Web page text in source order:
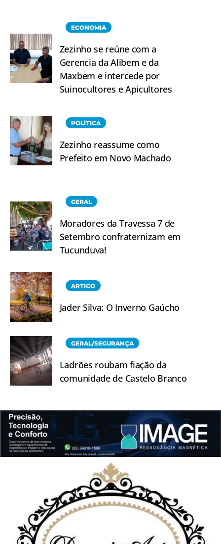
ECONOMIA
Zezinho se reúne com a
Gerencia da Alibem e da
Maxbem e intercede por
Suinocultores e Apicultores
POLÍTICA
Zezinho reassume como
Prefeito em Novo Machado
GERAL
Moradores da Travessa 7 de
Setembro confraternizam em
Tucunduva!
ARTIGO
Jader Silva: O Inverno Gaúcho
GERAL/SEGURANÇA
Ladrões roubam fiação da
comunidade de Castelo Branco